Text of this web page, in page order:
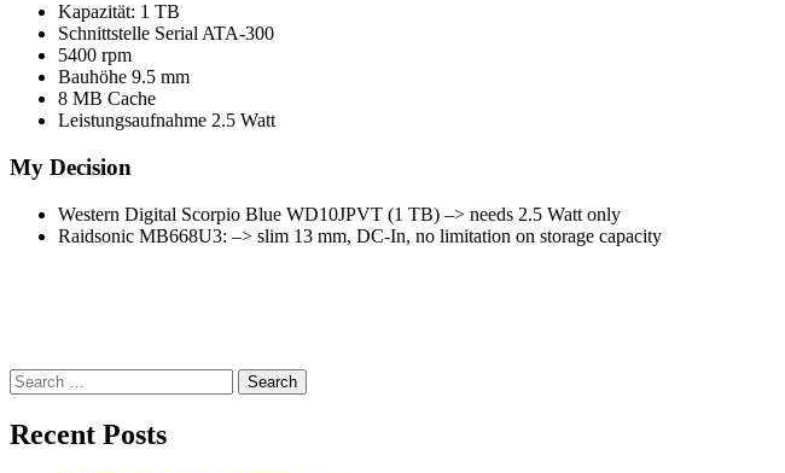
Kapazität: 1 TB
Schnittstelle Serial ATA-300
5400 rpm
Bauhöhe 9.5 mm
8 MB Cache
Leistungsaufnahme 2.5 Watt
My Decision
Western Digital Scorpio Blue WD10JPVT (1 TB) –> needs 2.5 Watt only
Raidsonic MB668U3: –> slim 13 mm, DC-In, no limitation on storage capacity
Search
for:
Recent Posts